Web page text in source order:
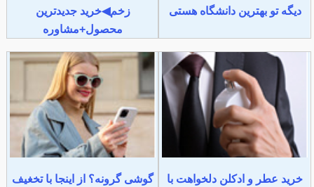
دیگه تو بهترین دانشگاه هستی
زخم◀خرید جدیدترین
محصول+مشاوره
خرید عطر و ادکلن دلخواهت با
گوشی گرونه؟ از اینجا با تخغیف